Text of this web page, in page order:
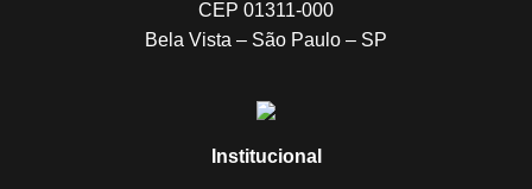
CEP 01311-000
Bela Vista – São Paulo – SP
Institucional